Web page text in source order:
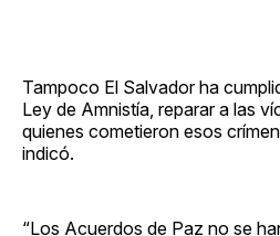
Tampoco El Salvador ha
Ley de Amnistía, reparar a las
quienes cometieron esos
indicó.
“Los Acuerdos de Paz no se